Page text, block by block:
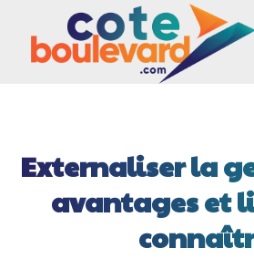
Externaliser la
avantages et